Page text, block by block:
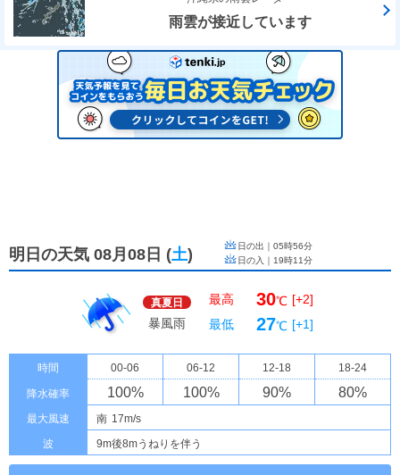
雨雲が接近しています
明日の天気 08月08日 (土) 日の出｜ 05時56分
日の入｜ 19時11分
真夏日
暴風雨
最高 30℃ [+2]
最低
27℃ [+1]
時間 00-06 06-12 12-18 18-24
降水確率 100% 100% 90% 80%
最大風速 南 17m/s
波
9m後8mうねりを伴う